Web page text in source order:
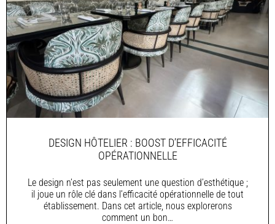
DESIGN HÔTELIER : BOOST D’EFFICACITÉ
OPÉRATIONNELLE
Le design n’est pas seulement une question d’esthétique ;
il joue un rôle clé dans l’efficacité opérationnelle de tout
établissement. Dans cet article, nous explorerons
comment un bon…